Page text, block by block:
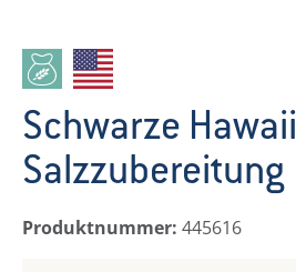
Schwarze Hawaii
Salzzubereitung
Produktnummer: 445616